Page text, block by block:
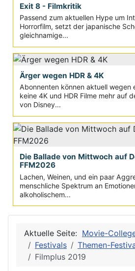
Exit 8 - Filmkritik
Passend zum aktuellen Hype um
Horrorfilm, setzt der japanische
gleichnamige...
Ärger wegen HDR & 4K
Abonnenten können aktuell wegen
keine 4K und HDR Filme mehr auf
von Disney...
Die Ballade von Mittwoch auf
FFM2026
Lachen, Weinen, und ein paar
menschliche Spektrum an
alkoholischem...
Aktuelle Seite: Movie-
Festivals
Themen-
Filmplus 2019